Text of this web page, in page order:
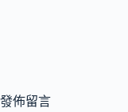
發佈留言